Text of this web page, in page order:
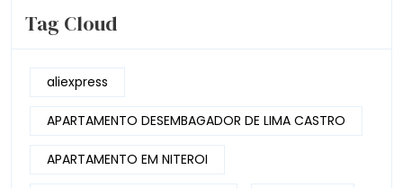
Tag Cloud
aliexpress
APARTAMENTO DESEMBAGADOR DE LIMA CASTRO
APARTAMENTO EM NITEROI